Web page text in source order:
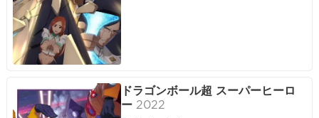
ドラゴンボール超 スーパーヒーロ
ー 2022